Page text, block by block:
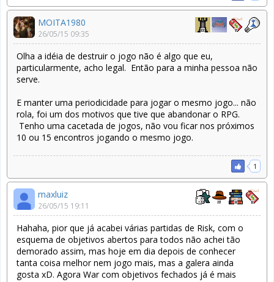
MOITA1980
26/05/15 09:35
Olha a idéia de destruir o jogo não é algo que eu,
particularmente, acho legal. Então para a minha pessoa não
serve.
E manter uma periodicidade para jogar o mesmo jogo... não
rola, foi um dos motivos que tive que abandonar o RPG.
Tenho uma cacetada de jogos, não vou ficar nos próximos
10 ou 15 encontros jogando o mesmo jogo.
1
maxluiz
26/05/15 19:11
Hahaha, pior que já acabei várias partidas de Risk, com o
esquema de objetivos abertos para todos não achei tão
demorado assim, mas hoje em dia depois de conhecer
tanta coisa melhor nem jogo mais, mas a galera ainda
gosta xD. Agora War com objetivos fechados já é mais